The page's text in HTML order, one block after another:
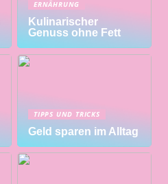
ERNÄHRUNG
Kulinarischer
Genuss ohne Fett
TIPPS UND TRICKS
Geld sparen im Alltag